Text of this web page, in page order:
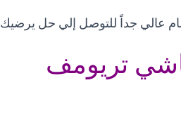
عالي جداً للتوصل إلي حل يرضيك
تريومف